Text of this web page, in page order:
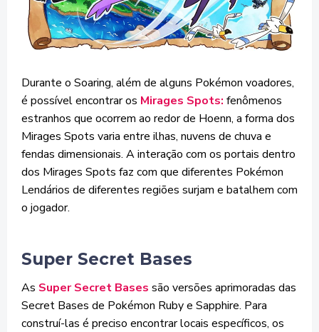
Durante o Soaring, além de alguns Pokémon voadores,
é possível encontrar os Mirages Spots: fenômenos
estranhos que ocorrem ao redor de Hoenn, a forma dos
Mirages Spots varia entre ilhas, nuvens de chuva e
fendas dimensionais. A interação com os portais dentro
dos Mirages Spots faz com que diferentes Pokémon
Lendários de diferentes regiões surjam e batalhem com
o jogador.
Super Secret Bases
As Super Secret Bases são versões aprimoradas das
Secret Bases de Pokémon Ruby e Sapphire. Para
construí-las é preciso encontrar locais específicos, os